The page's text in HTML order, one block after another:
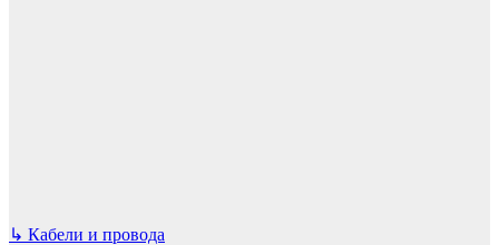
↳ Кабели и провода